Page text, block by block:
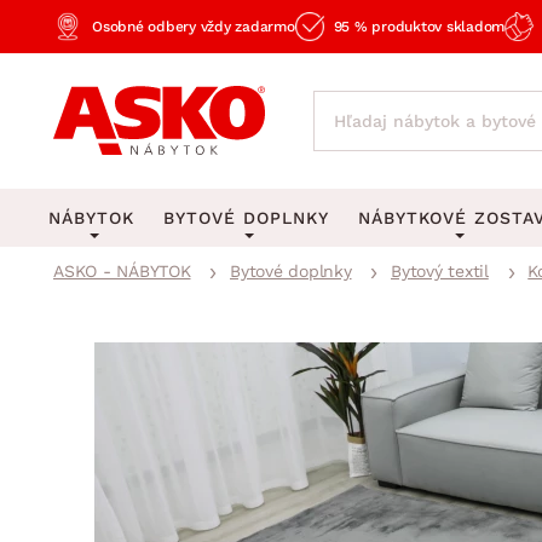
Osobné odbery vždy zadarmo 95 % produktov skladom
NÁBYTOK
Pracovňa a kancelária
BYTOVÉ DOPLNKY
Zobrazit vše
Stropné osvetlenie
Lustre a závesné
Stojacie lampy
Zobrazit vše
NÁBYTKOVÉ
Spálňové
Kancelárske
Kuchynské
Predsieňové
ASKO - NÁBYTOK Bytové doplnky Bytový textil